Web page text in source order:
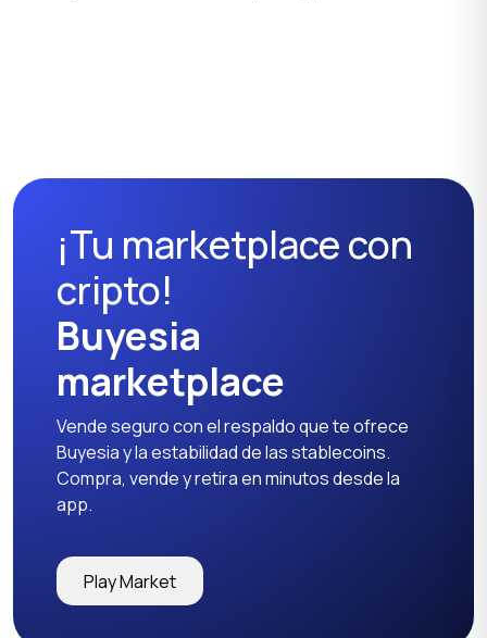
¡Tu marketplace con
cripto!
Buyesia
marketplace
Vende seguro con el respaldo que te ofrece
Buyesia y la estabilidad de las stablecoins.
Compra, vende y retira en minutos desde la
app.
Play Market